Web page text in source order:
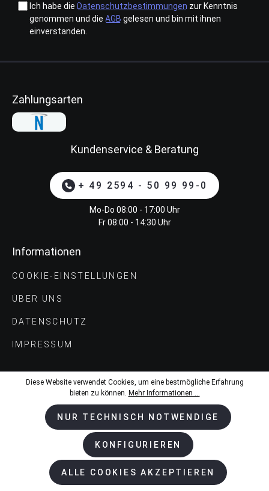
Ich habe die Datenschutzbestimmungen zur Kenntnis
genommen und die AGB gelesen und bin mit ihnen
einverstanden.
Zahlungsarten
Kundenservice & Beratung
+ 49 2594 - 50 99 99-0
Mo-Do 08:00 - 17:00 Uhr
Fr 08:00 - 14:30 Uhr
Informationen
COOKIE-EINSTELLUNGEN
ÜBER UNS
DATENSCHUTZ
IMPRESSUM
Shop-Service
KONTAKT
VERSAND UND ZAHLUNGS­BEDINGUNGEN
Diese Website verwendet Cookies, um eine bestmögliche Erfahrung
bieten zu können. Mehr Informationen ...
NUR TECHNISCH NOTWENDIGE
KONFIGURIEREN
ALLE COOKIES AKZEPTIEREN